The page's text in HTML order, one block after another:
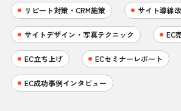
リピート対策・CRM施策 サイト導線
サイトデザイン・写真テクニック EC
EC立ち上げ ECセミナーレポート
EC成功事例インタビュー